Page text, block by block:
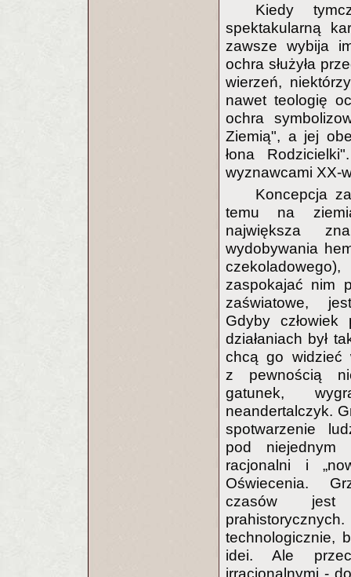
Kiedy
spektakularną
zawsze wybija
ochra służyła
wierzeń,
nawet teologię
ochra
Ziemią", a jej
łona
wyznawcami XX-
Koncepcja
temu na
największa
wydobywania
zaspokajać nim
zaświatowe,
Gdyby człowiek
działaniach był
chcą go widzieć
z pewnością
gatunek,
neandertalczyk.
spotwarzenie
pod niejednym
racjonalni i
Oświecenia.
czasów jest
technologicznie,
idei. Ale
irracjonalnymi -